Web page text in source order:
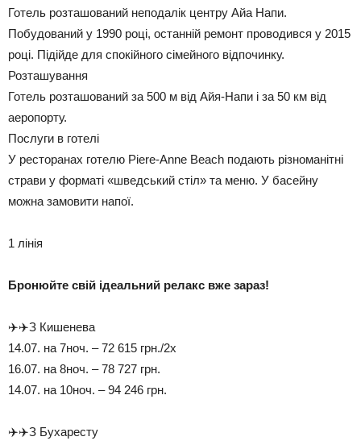
Готель розташований неподалік центру Айа Напи.
Побудований у 1990 році, останній ремонт проводився у 2015
році. Підійде для спокійного сімейного відпочинку.
Розташування
Готель розташований за 500 м від Айя-Напи і за 50 км від
аеропорту.
Послуги в готелі
У ресторанах готелю Piere-Anne Beach подають різноманітні
страви у форматі «шведський стіл» та меню. У басейну
можна замовити напої.
1 лінія
Бронюйте свій ідеальний релакс вже зараз!
✈️✈️З Кишенева
14.07. на 7ноч. – 72 615 грн./2х
16.07. на 8ноч. – 78 727 грн.
14.07. на 10ноч. – 94 246 грн.
✈️✈️З Бухаресту